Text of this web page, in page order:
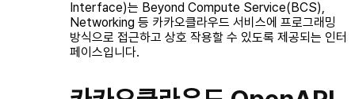
Interface)는 Beyond Compute Service(BCS),
Networking 등 카카오클라우드 서비스에 프로그래밍
방식으로 접근하고 상호 작용할 수 있도록 제공되는 인터
페이스입니다.